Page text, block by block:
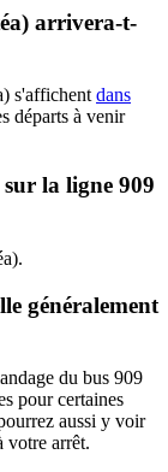
arrivera-t-
s'affichent dans
départs à venir
la ligne 909
généralement
du bus 909
pour certaines
aussi y voir
votre arrêt.